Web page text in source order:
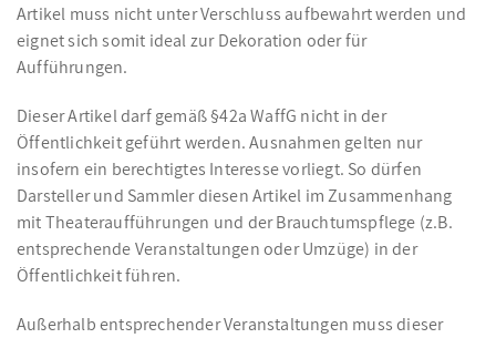
Artikel muss nicht unter Verschluss aufbewahrt werden und
eignet sich somit ideal zur Dekoration oder für
Aufführungen.
Dieser Artikel darf gemäß §42a WaffG nicht in der
Öffentlichkeit geführt werden. Ausnahmen gelten nur
insofern ein berechtigtes Interesse vorliegt. So dürfen
Darsteller und Sammler diesen Artikel im Zusammenhang
mit Theateraufführungen und der Brauchtumspflege (z.B.
entsprechende Veranstaltungen oder Umzüge) in der
Öffentlichkeit führen.
Außerhalb entsprechender Veranstaltungen muss dieser